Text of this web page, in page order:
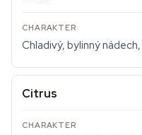
Chladivý, bylinný
Citrus